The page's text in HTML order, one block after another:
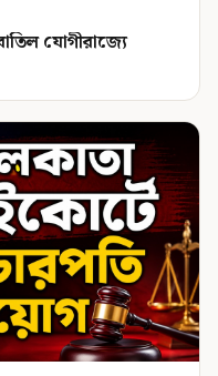
যোগীরাজ্যে